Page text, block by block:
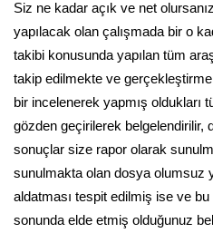
Siz ne kadar açık ve net
yapılacak olan çalışmada bir o
takibi konusunda yapılan tüm
takip edilmekte ve
bir incelenerek yapmış oldukları
gözden geçirilerek belgelendirilir,
sonuçlar size rapor olarak
sunulmakta olan dosya olumsuz
aldatması tespit edilmiş ise ve
sonunda elde etmiş olduğunuz